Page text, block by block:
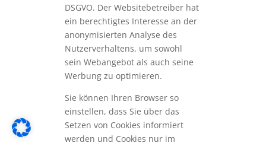
DSGVO. Der Websitebetreiber hat
ein berechtigtes Interesse an der
anonymisierten Analyse des
Nutzerverhaltens, um sowohl
sein Webangebot als auch seine
Werbung zu optimieren.
Sie können Ihren Browser so
einstellen, dass Sie über das
Setzen von Cookies informiert
werden und Cookies nur im